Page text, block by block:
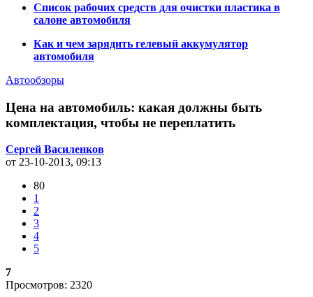
Список рабочих средств для очистки пластика в
салоне автомобиля
Как и чем зарядить гелевый аккумулятор
автомобиля
Автообзоры
Цена на автомобиль: какая должны быть
комплектация, чтобы не переплатить
Сергей Василенков
от 23-10-2013, 09:13
80
1
2
3
4
5
7
Просмотров: 2320